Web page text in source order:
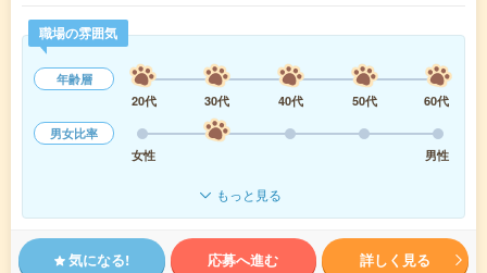
職場の雰囲気
年齢層
20代
30代 40代 50代
60代
男女比率
女性
男性
もっと見る
気になる! 応募へ進む 詳しく見る